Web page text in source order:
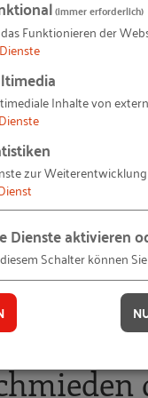
Gruppe der
Gold-
und Veolia
Cleantech-Bereich
auf der
immer
ist die
sich
Innovation
für die
(immer erforderlich)
Funktionieren der
Dienste
Inhalte von
Dienste
zur
Dienste aktivieren
Schalter können